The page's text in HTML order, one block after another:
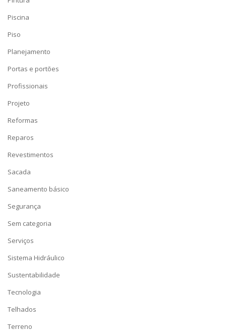
Piscina
Piso
Planejamento
Portas e portões
Profissionais
Projeto
Reformas
Reparos
Revestimentos
Sacada
Saneamento básico
Segurança
Sem categoria
Serviços
Sistema Hidráulico
Sustentabilidade
Tecnologia
Telhados
Terreno